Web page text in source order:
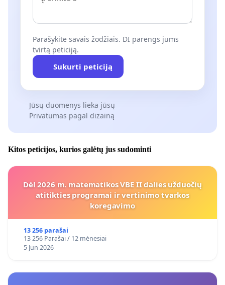
Parašykite savais žodžiais. DI parengs jums
tvirtą peticiją.
Sukurti peticiją
Jūsų duomenys lieka jūsų
Privatumas pagal dizainą
Kitos peticijos, kurios galėtų jus sudominti
Dėl 2026 m. matematikos VBE II dalies užduočių
atitikties programai ir vertinimo tvarkos
koregavimo
13 256 parašai
13 256 Parašai / 12 mėnesiai
5 Jun 2026